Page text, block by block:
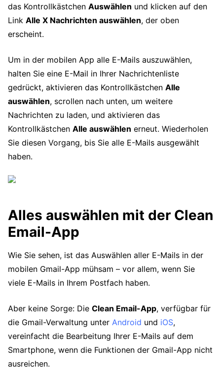
das Kontrollkästchen Auswählen und klicken auf den
Link Alle X Nachrichten auswählen, der oben
erscheint.
Um in der mobilen App alle E-Mails auszuwählen,
halten Sie eine E-Mail in Ihrer Nachrichtenliste
gedrückt, aktivieren das Kontrollkästchen Alle
auswählen, scrollen nach unten, um weitere
Nachrichten zu laden, und aktivieren das
Kontrollkästchen Alle auswählen erneut. Wiederholen
Sie diesen Vorgang, bis Sie alle E-Mails ausgewählt
haben.
Alles auswählen mit der Clean
Email-App
Wie Sie sehen, ist das Auswählen aller E-Mails in der
mobilen Gmail-App mühsam – vor allem, wenn Sie
viele E-Mails in Ihrem Postfach haben.
Aber keine Sorge: Die Clean Email-App, verfügbar für
die Gmail-Verwaltung unter Android und iOS,
vereinfacht die Bearbeitung Ihrer E-Mails auf dem
Smartphone, wenn die Funktionen der Gmail-App nicht
ausreichen.